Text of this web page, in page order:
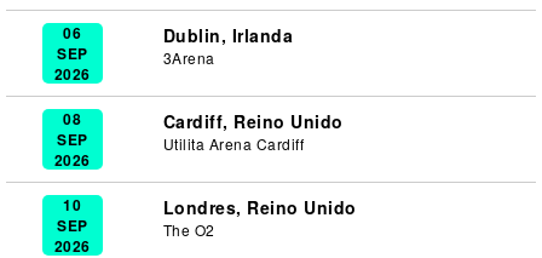
06
SEP
2026
Dublin, Irlanda
3Arena
08
SEP
2026
Cardiff, Reino Unido
Utilita Arena Cardiff
10
SEP
2026
Londres, Reino Unido
The O2